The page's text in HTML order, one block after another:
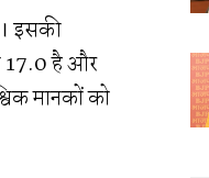
इसकी
17.0 है और
मानकों को